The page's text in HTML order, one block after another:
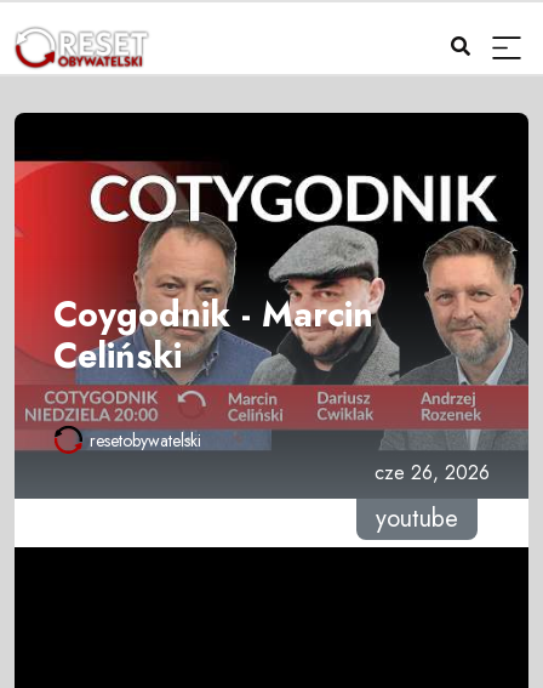
Coygodnik - Marcin
Celiński
resetobywatelski
cze 26, 2026
youtube